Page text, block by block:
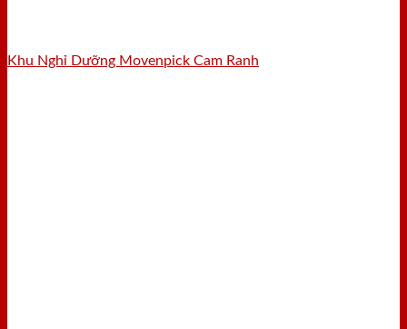
Khu Nghỉ Dưỡng Movenpick Cam Ranh